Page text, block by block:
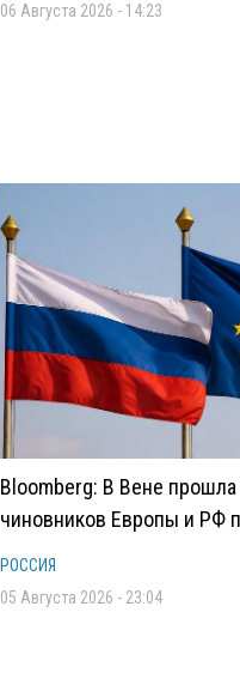
06 Августа 2026 - 14:23
Bloomberg: В Вене
чиновников Европы и РФ
РОССИЯ
05 Августа 2026 - 23:04